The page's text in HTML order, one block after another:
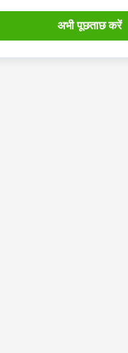
अभी पूछताछ करें